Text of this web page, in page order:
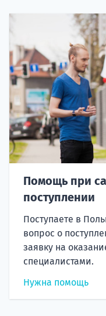
Помощь при
поступлении
Поступаете в
вопрос о
заявку на
специалистами.
Нужна помощь